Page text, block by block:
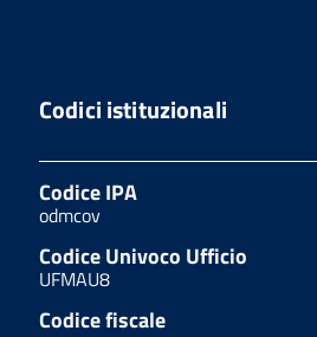
Codici istituzionali
Codice IPA
odmcov
Codice Univoco Ufficio
UFMAU8
Codice fiscale